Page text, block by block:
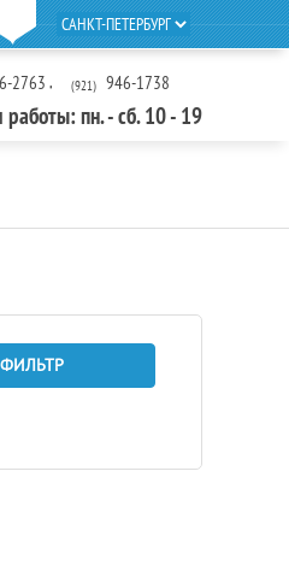
2763 , (921) 946-1738
пн. - сб. 10 - 19